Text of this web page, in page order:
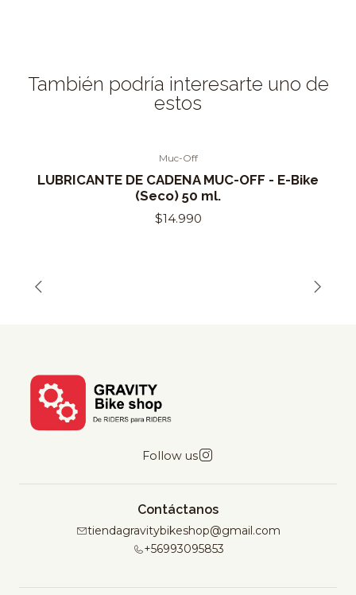
También podría interesarte uno de
estos
Muc-Off
LUBRICANTE DE CADENA MUC-OFF - E-Bike
(Seco) 50 ml.
$14.990
Follow us
Contáctanos
tiendagravitybikeshop@gmail.com
+56993095853